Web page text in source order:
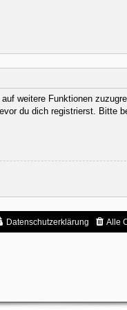
weitere Funktionen
du dich registrierst. Bitte
Alle
Datenschutzerklärung